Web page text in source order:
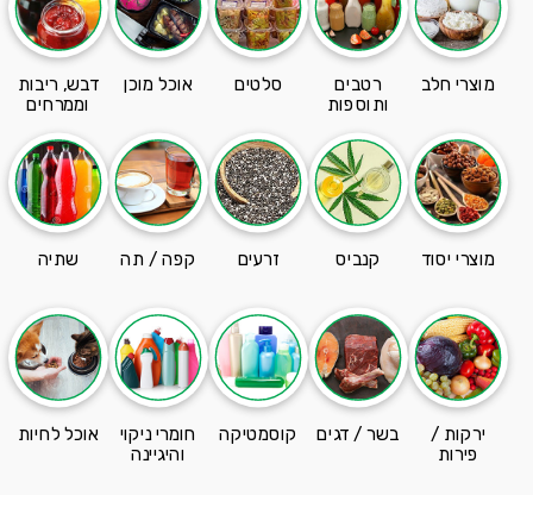
מוצרי חלב
רטבים
ותוספות
סלטים אוכל מוכן
דבש, ריבות
וממרחים
מוצרי יסוד קנביס זרעים קפה / תה שתיה
ירקות /
פירות
בשר / דגים קוסמטיקה
חומרי ניקוי
והיגיינה
אוכל לחיות